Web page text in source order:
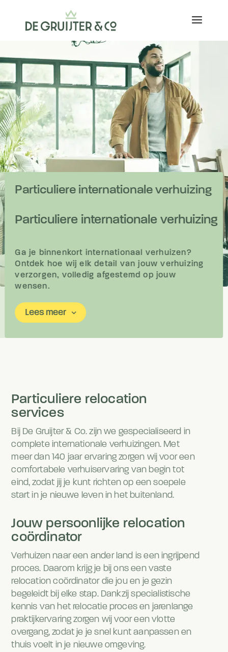
Particuliere internationale verhuizing
Particuliere internationale verhuizing
Ga je binnenkort internationaal verhuizen?
Ontdek hoe wij elk detail van jouw verhuizing
verzorgen, volledig afgestemd op jouw
wensen.
Lees meer keyboard_arrow_down
Particuliere relocation
services
Bij De Gruijter & Co. zijn we gespecialiseerd in
complete internationale verhuizingen. Met
meer dan 140 jaar ervaring zorgen wij voor een
comfortabele verhuiservaring van begin tot
eind, zodat jij je kunt richten op een soepele
start in je nieuwe leven in het buitenland.
Jouw persoonlijke relocation
coördinator
Verhuizen naar een ander land is een ingrijpend
proces. Daarom krijg je bij ons een vaste
relocation coördinator die jou en je gezin
begeleidt bij elke stap. Dankzij specialistische
kennis van het relocatie proces en jarenlange
praktijkervaring zorgen wij voor een vlotte
overgang, zodat je je snel kunt aanpassen en
thuis voelt in je nieuwe omgeving.